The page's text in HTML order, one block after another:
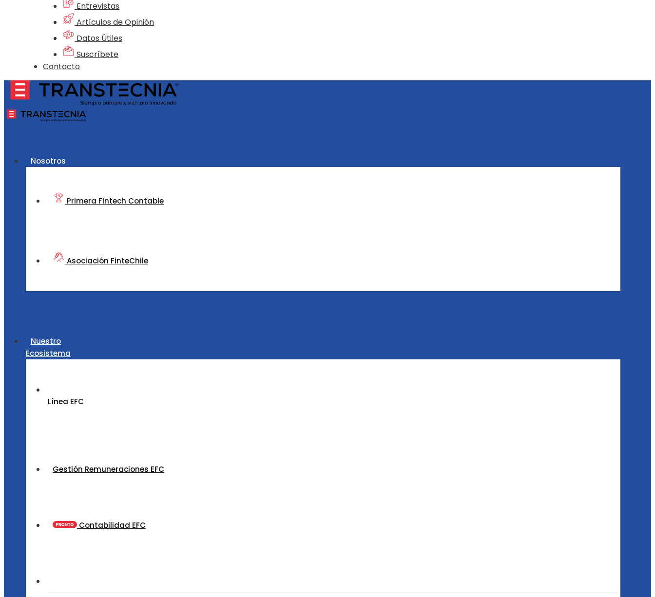
Entrevistas
Artículos de Opinión
Datos Útiles
Suscríbete
Contacto
Nosotros
Primera Fintech Contable
Asociación FinteChile
Nuestro
Ecosistema
Línea EFC
Gestión Remuneraciones EFC
Contabilidad EFC